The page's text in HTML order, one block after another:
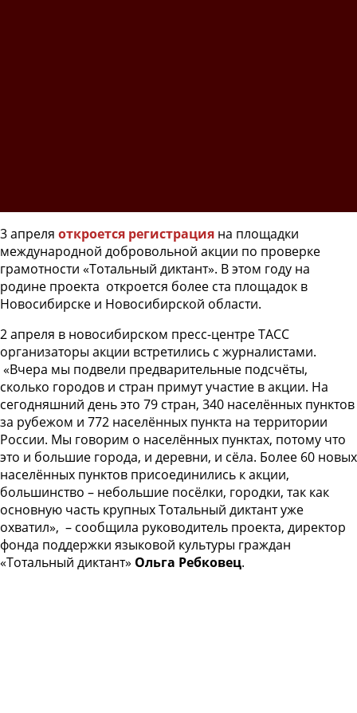
3 апреля откроется регистрация на площадки
международной добровольной акции по проверке
грамотности «Тотальный диктант». В этом году на
родине проекта откроется более ста площадок в
Новосибирске и Новосибирской области.
2 апреля в новосибирском пресс-центре ТАСС
организаторы акции встретились с журналистами.
«Вчера мы подвели предварительные подсчёты,
сколько городов и стран примут участие в акции. На
сегодняшний день это 79 стран, 340 населённых пунктов
за рубежом и 772 населённых пункта на территории
России. Мы говорим о населённых пунктах, потому что
это и большие города, и деревни, и сёла. Более 60 новых
населённых пунктов присоединились к акции,
большинство – небольшие посёлки, городки, так как
основную часть крупных Тотальный диктант уже
охватил», – сообщила руководитель проекта, директор
фонда поддержки языковой культуры граждан
«Тотальный диктант» Ольга Ребковец.